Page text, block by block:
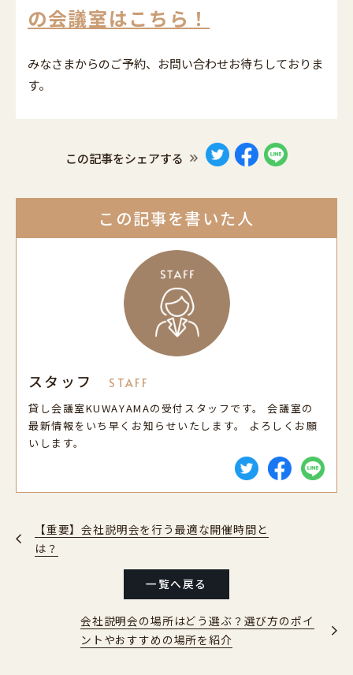
の会議室はこちら！
みなさまからのご予約、お問い合わせお待ちしておりま
す。
この記事をシェアする
この記事を書いた人
スタッフ
STAFF
貸し会議室KUWAYAMAの受付スタッフです。 会議室の
最新情報をいち早くお知らせいたします。 よろしくお願
いします。
【重要】会社説明会を行う最適な開催時間と
は？
一覧へ戻る
会社説明会の場所はどう選ぶ？選び方のポイ
ントやおすすめの場所を紹介